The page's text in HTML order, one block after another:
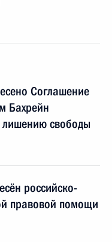
Соглашение
Бахрейн
лишению свободы
российско-
правовой помощи